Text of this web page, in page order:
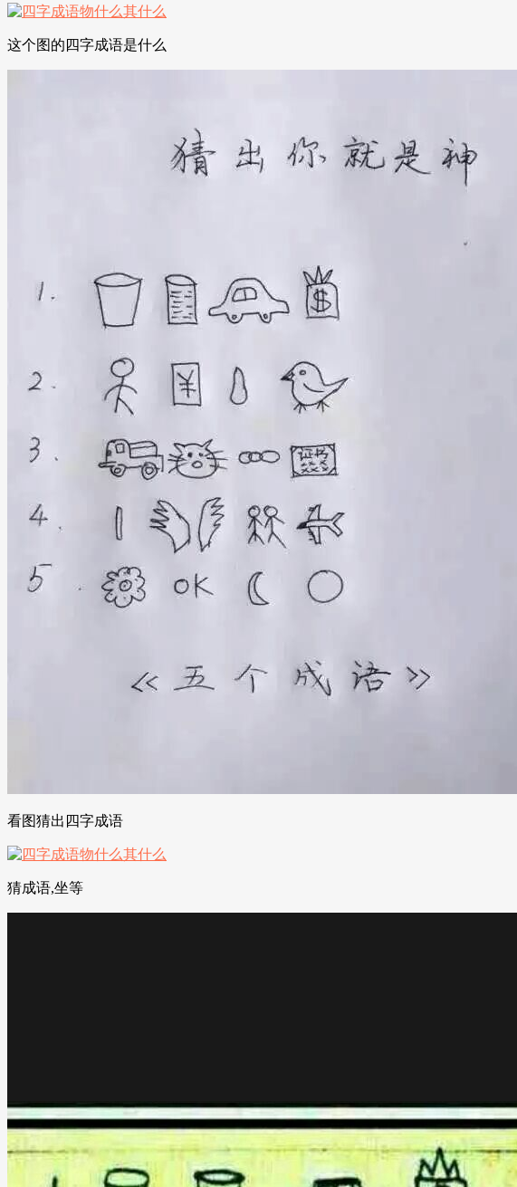
这个图的四字成语是什么
看图猜出四字成语
猜成语,坐等